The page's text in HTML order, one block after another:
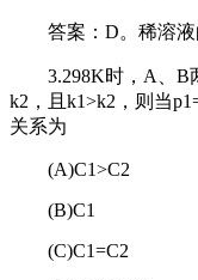
答案：D。稀溶液
3.298K时，A、B两
k2，且k1>k2，则当
关系为
(A)C1>C2
(B)C1
(C)C1=C2